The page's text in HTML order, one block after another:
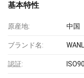
基本特性
原産地: 中国
ブランド名:
認証: